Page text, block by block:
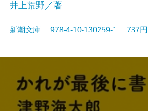
井上荒野／著
新潮文庫 978-4-10-130259-1 737